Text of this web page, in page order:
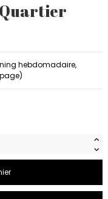
hebdomadaire,